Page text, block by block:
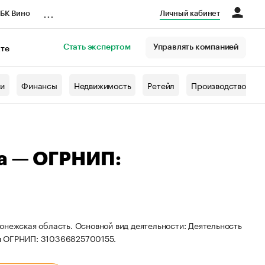
Вино Личный кабинет
Стать экспертом Управлять компанией
Финансы Недвижимость Ретейл Производство
— ОГРНИП:
область. Основной вид деятельности: Деятельность
ОГРНИП: 310366825700155.